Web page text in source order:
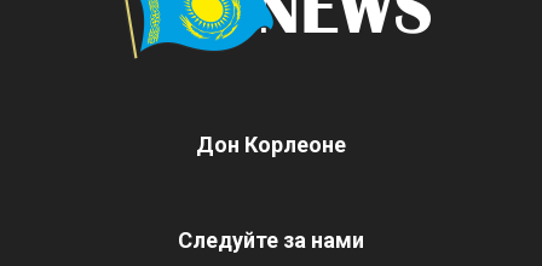
Дон Корлеоне
Следуйте за нами